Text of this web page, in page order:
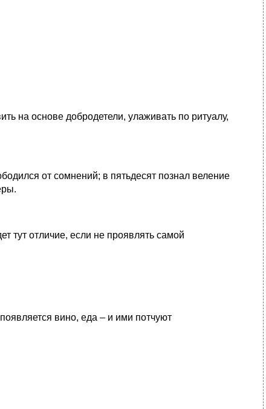
на основе добродетели, улаживать по ритуалу,
от сомнений; в пятьдесят познал веление
тут отличие, если не проявлять самой
вино, еда – и ими потчуют